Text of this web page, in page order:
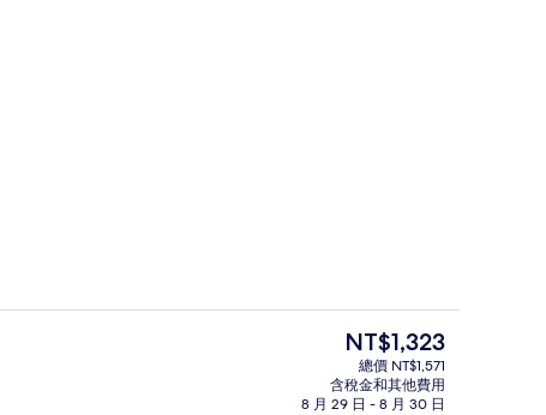
白沙、躺椅、遮陽傘、海灘浴巾
目
前
的
價
NT$1,323
總價 NT$1,571
含稅金和其他費用
8 月 29 日 - 8 月 30 日